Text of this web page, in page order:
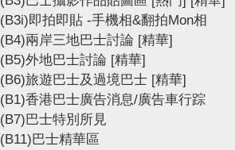
(B3i)即拍即貼 -手機相&翻拍Mon相
(B4)兩岸三地巴士討論 [精華]
(B5)外地巴士討論 [精華]
(B6)旅遊巴士及過境巴士 [精華]
(B1)香港巴士廣告消息/廣告車行踪
(B7)巴士特別所見
(B11)巴士精華區